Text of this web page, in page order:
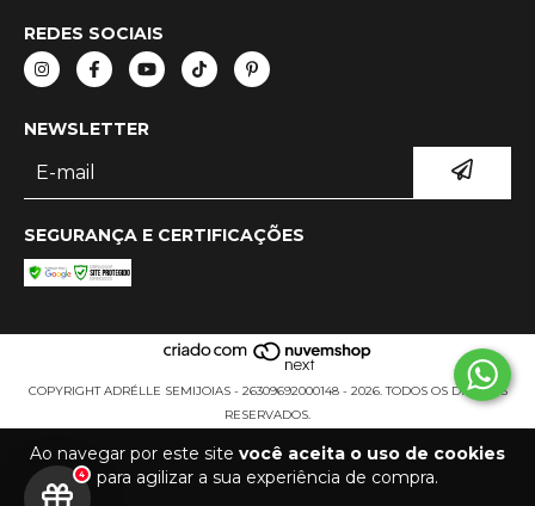
Ao navegar por este site você aceita o uso de cookies
para agilizar a sua experiência de compra.
REDES SOCIAIS
NEWSLETTER
SEGURANÇA E CERTIFICAÇÕES
COPYRIGHT ADRÉLLE SEMIJOIAS - 26309692000148 - 2026. TODOS OS DIREITOS
RESERVADOS.
4